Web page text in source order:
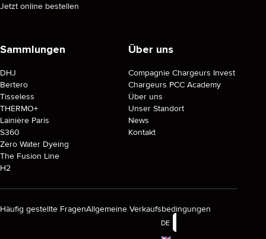
Jetzt online bestellen
Sammlungen
DHJ
Bertero
Tisseless
THERMO+
Lainière Paris
S360
Zero Water Dyeing
The Fusion Line
H2
Über uns
Compagnie Chargeurs Invest
Chargeurs PCC Academy
Über uns
Unser Standort
News
Kontakt
Häufig gestellte FragenAllgemeine Verkaufsbedingungen
DE